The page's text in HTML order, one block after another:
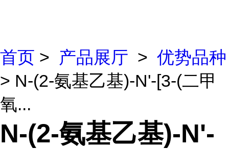
首页 > 产品展厅 > 优势品种
> N-(2-氨基乙基)-N'-[3-(二甲
氧...
N-(2-氨基乙基)-N'-